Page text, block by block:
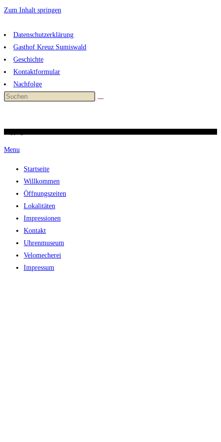
Zum Inhalt springen
Datenschutzerklärung
Gasthof Kreuz Sumiswald
Geschichte
Kontaktformular
Nachfolge
Menu
Startseite
Willkommen
Öffnungszeiten
Lokalitäten
Impressionen
Kontakt
Uhrenmuseum
Velomecherei
Impressum